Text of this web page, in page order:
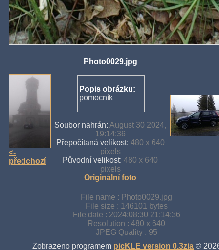
<-
předchozí
Photo0029.jpg
Popis obrázku:
pomocník
Soubor nahrán:August 30 2024,
19:14:36
Přepočítaná velikost: 480 x 640
pixels
Původní velikost:480 x 640
pixels
Originální foto
File name : Photo0029.jpg
File size : 146101 bytes
File date : 2024:08:30 21:14:36
Resolution : 480 x 640
JPEG Quality : 95
Zobrazeno programem picKLE version 0.3zia ©